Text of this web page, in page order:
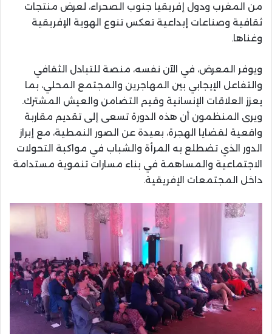
من المغرب ودول إفريقيا جنوب الصحراء، لعرض منتجات
ثقافية وصناعات إبداعية تعكس تنوع الهوية الإفريقية
وغناها.
ويوفر المعرض، في الآن نفسه، منصة للتبادل الثقافي
والتفاعل الإيجابي بين المهاجرين والمجتمع المحلي، بما
يعزز العلاقات الإنسانية وقيم التضامن والعيش المشترك.
ويرى المنظمون أن هذه الدورة تسعى إلى تقديم مقاربة
واقعية لقضايا الهجرة، بعيدة عن الصور النمطية، مع إبراز
الدور الذي تضطلع به المرأة والشباب في مواكبة التحولات
الاجتماعية والمساهمة في بناء مسارات تنموية مستدامة
داخل المجتمعات الإفريقية.